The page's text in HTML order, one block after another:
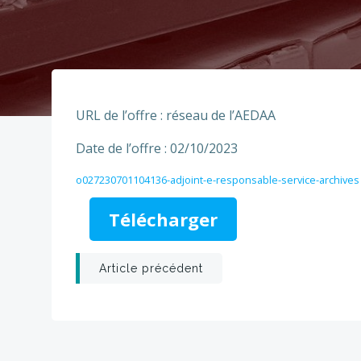
URL de l’offre : réseau de l’AEDAA
Date de l’offre : 02/10/2023
o027230701104136-adjoint-e-responsable-service-archives
Télécharger
Post
Article précédent